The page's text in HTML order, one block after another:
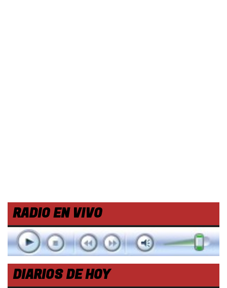
RADIO EN VIVO
DIARIOS DE HOY